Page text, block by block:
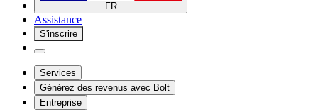
FR
Assistance
S'inscrire
Services
Générez des revenus avec Bolt
Entreprise